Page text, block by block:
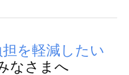
を軽減したい
なさまへ